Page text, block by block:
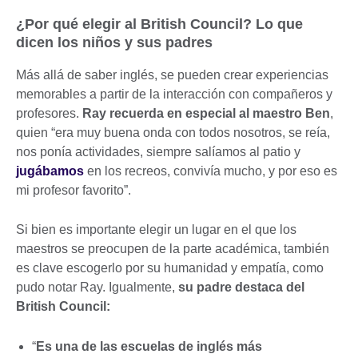
¿Por qué elegir al British Council? Lo que
dicen los niños y sus padres
Más allá de saber inglés, se pueden crear experiencias
memorables a partir de la interacción con compañeros y
profesores. Ray recuerda en especial al maestro Ben,
quien “era muy buena onda con todos nosotros, se reía,
nos ponía actividades, siempre salíamos al patio y
jugábamos en los recreos, convivía mucho, y por eso es
mi profesor favorito”.
Si bien es importante elegir un lugar en el que los
maestros se preocupen de la parte académica, también
es clave escogerlo por su humanidad y empatía, como
pudo notar Ray. Igualmente, su padre destaca del
British Council:
“Es una de las escuelas de inglés más